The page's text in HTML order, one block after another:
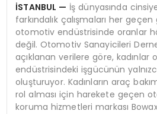
İSTANBUL — İş dünyasında
farkındalık çalışmaları her
otomotiv endüstrisinde oranlar
değil. Otomotiv Sanayicileri
açıklanan verilere göre, kadınlar
endüstrisindeki işgücünün
oluşturuyor. Kadınların araç
rol alması için harekete geçen
koruma hizmetleri markası